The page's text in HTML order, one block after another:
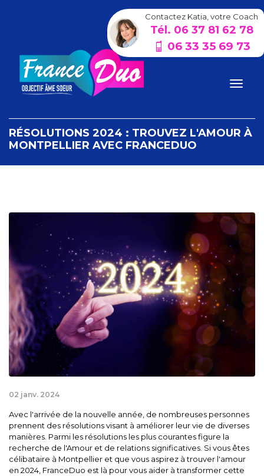
Contactez Katia, votre Coach
Tél. 06 37 81 62 78
06 33 35 69 73
RÉSOLUTIONS 2024 : TROUVEZ L'AMOUR À
MONTPELLIER AVEC FRANCEDUO
02 janv. 2024
Avec l'arrivée de la nouvelle année, de nombreuses personnes
prennent des résolutions visant à améliorer leur vie de diverses
manières. Parmi les résolutions les plus courantes figure la
recherche de l'Amour et de relations significatives. Si vous êtes
célibataire à Montpellier et que vous aspirez à trouver l'amour
en 2024, FranceDuo est là pour vous aider à transformer cette